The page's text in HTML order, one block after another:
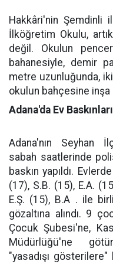
Hakkâri'nin Şemdinli
İlköğretim Okulu,
değil. Okulun
bahanesiyle, demir
metre uzunluğunda,
okulun bahçesine inşa
Adana'da Ev
Adana'nın Seyhan
sabah saatlerinde
baskın yapıldı.
(17), S.B. (15), E.A.
E.Ş. (15), B.A . ile
gözaltına alındı. 9
Çocuk Şubesi'ne,
Müdürlüğü'ne
"yasadışı gösterilere"